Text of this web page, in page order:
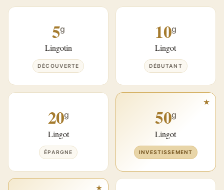
5g
Lingotin
DÉCOUVERTE
10g
Lingot
DÉBUTANT
20g
Lingot
ÉPARGNE
50g
Lingot
INVESTISSEMENT